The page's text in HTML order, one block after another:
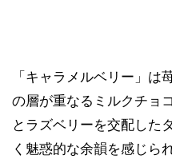
「キャラメルベリー」は
の層が重なるミルクチョ
とラズベリーを交配した
く魅惑的な余韻を感じられ